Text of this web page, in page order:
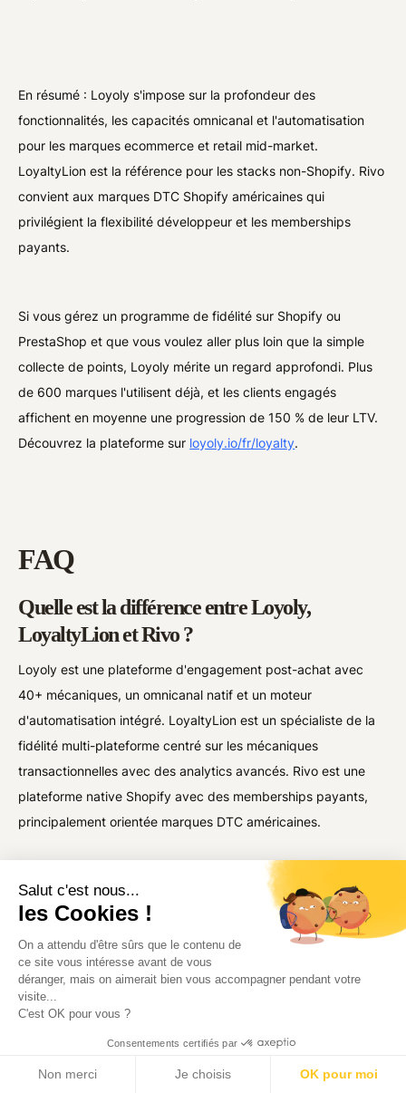
Salut c'est nous...
les Cookies !
On a attendu d'être sûrs que le contenu de
ce site vous intéresse avant de vous
déranger, mais on aimerait bien vous accompagner pendant votre
visite...
C'est OK pour vous ?
Consentements certifiés par
Non merci Je choisis OK pour moi
En résumé : Loyoly s'impose sur la profondeur des
fonctionnalités, les capacités omnicanal et l'automatisation
pour les marques ecommerce et retail mid-market.
LoyaltyLion est la référence pour les stacks non-Shopify. Rivo
convient aux marques DTC Shopify américaines qui
privilégient la flexibilité développeur et les memberships
payants.
Si vous gérez un programme de fidélité sur Shopify ou
PrestaShop et que vous voulez aller plus loin que la simple
collecte de points, Loyoly mérite un regard approfondi. Plus
de 600 marques l'utilisent déjà, et les clients engagés
affichent en moyenne une progression de 150 % de leur LTV.
Découvrez la plateforme sur loyoly.io/fr/loyalty.
FAQ
Quelle est la différence entre Loyoly,
LoyaltyLion et Rivo ?
Loyoly est une plateforme d'engagement post-achat avec
40+ mécaniques, un omnicanal natif et un moteur
d'automatisation intégré. LoyaltyLion est un spécialiste de la
fidélité multi-plateforme centré sur les mécaniques
transactionnelles avec des analytics avancés. Rivo est une
plateforme native Shopify avec des memberships payants,
principalement orientée marques DTC américaines.
Quelle plateforme de fidélité a le prix d'entrée
le plus bas ?
Loyoly démarre à 99 $/mois, LoyaltyLion à 199 $ et Rivo à
499 $. Loyoly propose le prix d'entrée le plus bas tout en
incluant plus de fonctionnalités natives que les deux autres à
niveau équivalent.